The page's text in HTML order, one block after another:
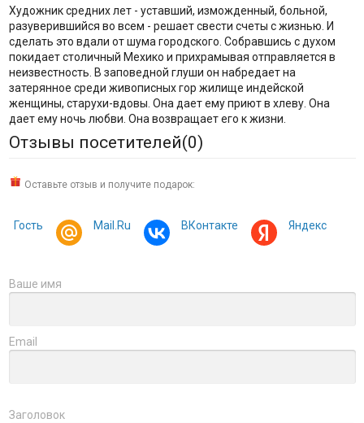
Художник средних лет - уставший, изможденный, больной,
разуверившийся во всем - решает свести счеты с жизнью. И
сделать это вдали от шума городского. Собравшись с духом
покидает столичный Мехико и прихрамывая отправляется в
неизвестность. В заповедной глуши он набредает на
затерянное среди живописных гор жилище индейской
женщины, старухи-вдовы. Она дает ему приют в хлеву. Она
дает ему ночь любви. Она возвращает его к жизни.
Отзывы посетителей(0)
Оставьте отзыв и получите подарок:
Гость Mail.Ru ВКонтакте Яндекс
Ваше имя
Email
Заголовок